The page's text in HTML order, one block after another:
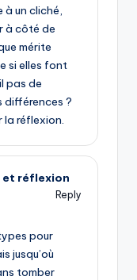
à un cliché,
à côté de
mérite
si elles font
pas de
différences ?
la réflexion.
et réflexion
Reply
pour
jusqu’où
tomber